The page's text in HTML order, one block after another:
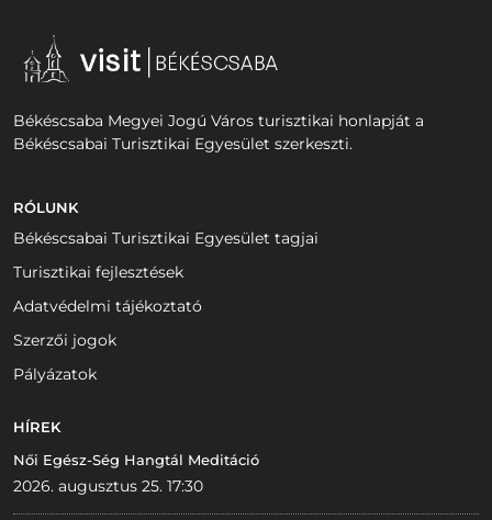
Békéscsaba Megyei Jogú Város turisztikai honlapját a
Békéscsabai Turisztikai Egyesület szerkeszti.
RÓLUNK
Békéscsabai Turisztikai Egyesület tagjai
Turisztikai fejlesztések
Adatvédelmi tájékoztató
Szerzői jogok
Pályázatok
HÍREK
Női Egész-Ség Hangtál Meditáció
2026. augusztus 25. 17:30